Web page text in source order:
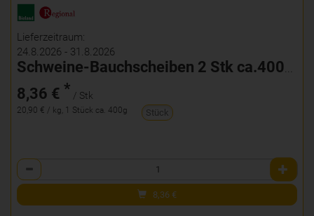
Lieferzeitraum:
24.8.2026 - 31.8.2026
Schweine-Bauchscheiben 2 Stk ca.400g mariniert
8,36 € * / Stk
20,90 € / kg, 1 Stück ca. 400g Stück
Anzahl
8,36 €